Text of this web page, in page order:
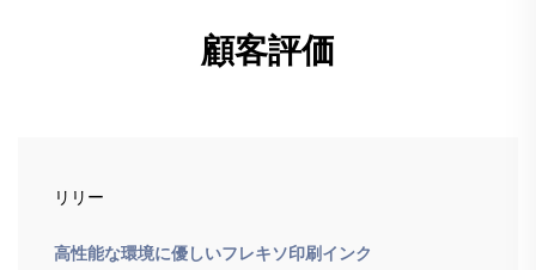
顧客評価
リリー
高性能な環境に優しいフレキソ印刷インク